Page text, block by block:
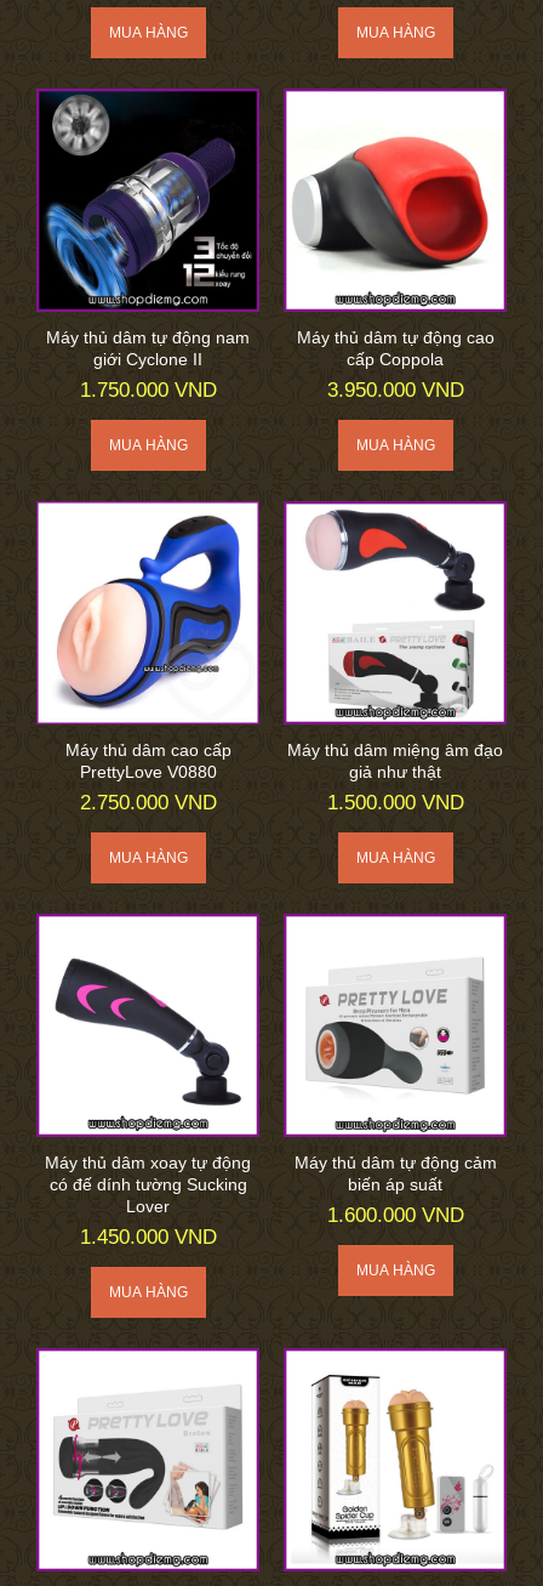
Máy thủ dâm tự động nam
giới Cyclone II
1.750.000 VND
Máy thủ dâm tự động cao
cấp Coppola
3.950.000 VND
Máy thủ dâm cao cấp
PrettyLove V0880
2.750.000 VND
Máy thủ dâm miệng âm đạo
giả như thật
1.500.000 VND
Máy thủ dâm xoay tự động
có đế dính tường Sucking
Lover
1.450.000 VND
Máy thủ dâm tự động cảm
biến áp suất
1.600.000 VND